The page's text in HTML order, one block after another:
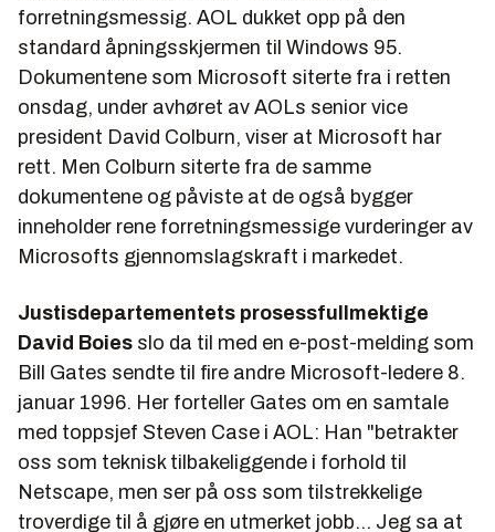
forretningsmessig. AOL dukket opp på den
standard åpningsskjermen til Windows 95.
Dokumentene som Microsoft siterte fra i retten
onsdag, under avhøret av AOLs senior vice
president David Colburn, viser at Microsoft har
rett. Men Colburn siterte fra de samme
dokumentene og påviste at de også bygger
inneholder rene forretningsmessige vurderinger av
Microsofts gjennomslagskraft i markedet.
Justisdepartementets prosessfullmektige
David Boies slo da til med en e-post-melding som
Bill Gates sendte til fire andre Microsoft-ledere 8.
januar 1996. Her forteller Gates om en samtale
med toppsjef Steven Case i AOL: Han "betrakter
oss som teknisk tilbakeliggende i forhold til
Netscape, men ser på oss som tilstrekkelige
troverdige til å gjøre en utmerket jobb... Jeg sa at